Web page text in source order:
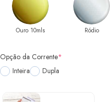
Ouro 10mls Ródio
Opção da Corrente*
Inteira
Dupla